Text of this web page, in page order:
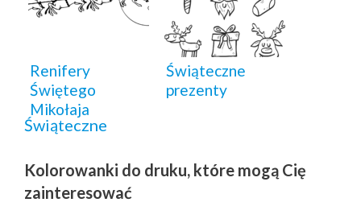
Renifery
Świętego
Mikołaja
Świąteczne
prezenty
Świąteczne
Kolorowanki do druku, które mogą Cię
zainteresować